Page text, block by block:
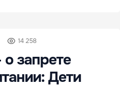
14 258
запрете
Дети